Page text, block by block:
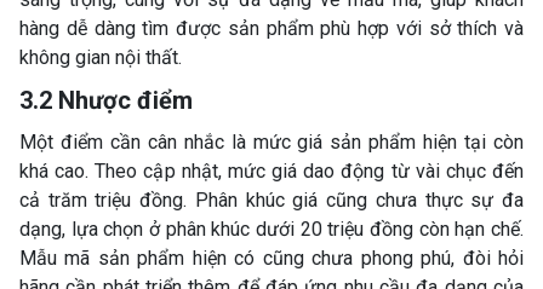
hàng dễ dàng tìm được sản phẩm phù hợp với sở thích và
không gian nội thất.
3.2 Nhược điểm
Một điểm cần cân nhắc là mức giá sản phẩm hiện tại còn
khá cao. Theo cập nhật, mức giá dao động từ vài chục đến
cả trăm triệu đồng. Phân khúc giá cũng chưa thực sự đa
dạng, lựa chọn ở phân khúc dưới 20 triệu đồng còn hạn chế.
Mẫu mã sản phẩm hiện có cũng chưa phong phú, đòi hỏi